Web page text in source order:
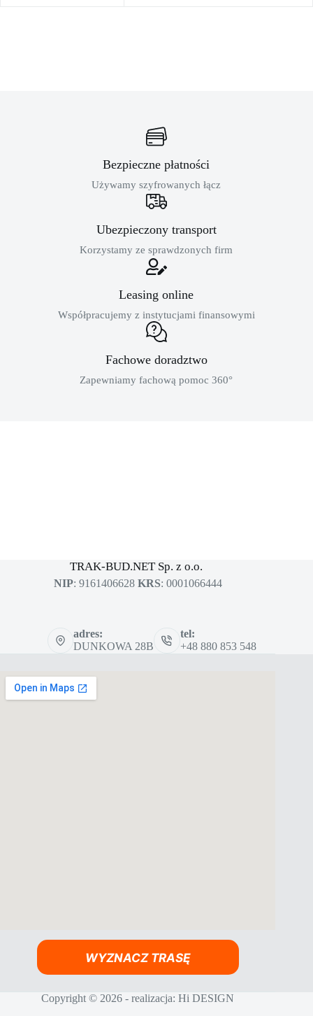
Bezpieczne płatności
Używamy szyfrowanych łącz
Ubezpieczony transport
Korzystamy ze sprawdzonych firm
Leasing online
Współpracujemy z instytucjami finansowymi
Fachowe doradztwo
Zapewniamy fachową pomoc 360°
TRAK-BUD.NET Sp. z o.o.
NIP: 9161406628 KRS: 0001066444
adres:
DUNKOWA 28B
tel:
+48 880 853 548
WYZNACZ TRASĘ
Copyright © 2026 - realizacja:Hi DESIGN